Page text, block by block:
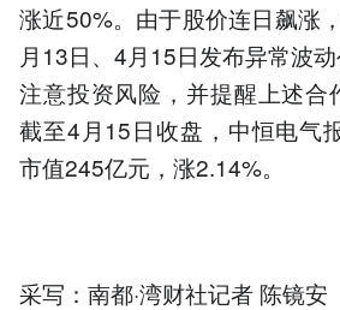
涨近50%。由于股价连日飙涨
月13日、4月15日发布异常波
注意投资风险，并提醒上述合
截至4月15日收盘，中恒电气
市值245亿元，涨2.14%。
采写：南都·湾财社记者 陈镜安